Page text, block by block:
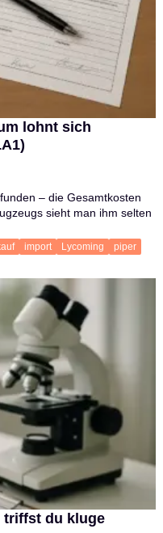
lohnt sich
– die Gesamtkosten
sieht man ihm selten
import Lycoming
piper
triffst du kluge